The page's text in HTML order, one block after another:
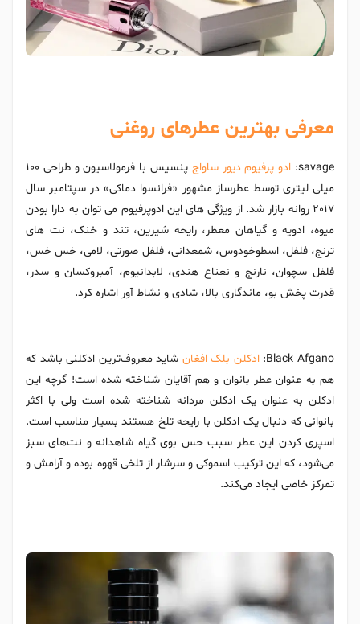
معرفی بهترین عطرهای روغنی
savage: ادو پرفیوم دیور ساواج
پنسیس با فرمولاسیون و طراحی 100
میلی‌ لیتری توسط عطرساز مشهور «فرانسوا دماکی» در سپتامبر سال
2017 روانه بازار شد. از ویژگی های این ادوپرفیوم می توان به دارا بودن
میوه، ادویه و گیاهان معطر، رایحه شیرین، تند و خنک، نت های
ترنج، فلفل، اسطوخودوس، شمعدانی، فلفل صورتی، لامی، خس خس،
فلفل سچوان، نارنج و نعناع هندی، لابدانیوم، آمبروکسان و سدر،
قدرت پخش بو، ماندگاری بالا، شادی و نشاط آور اشاره کرد.
Black Afgano: ادکلن بلک افغان شاید معروف‌ترین ادکلنی باشد که
هم به عنوان عطر بانوان و هم آقایان شناخته شده است! گرچه این
ادکلن به عنوان یک ادکلن مردانه شناخته شده است ولی با اکثر
بانوانی که دنبال یک ادکلن با رایحه تلخ هستند بسیار مناسب است.
اسپری کردن این عطر سبب حس بوی گیاه شاهدانه و نت‌های سبز
می‌شود، که این ترکیب اسموکی و سرشار از تلخی قهوه بوده و آرامش و
تمرکز خاصی ایجاد می‌‌کند.